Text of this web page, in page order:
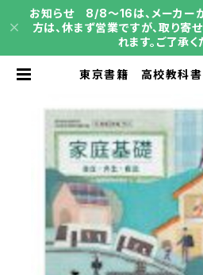
お知らせ 8/8～16は、メーカー
方は、休まず営業ですが、取り寄
れます。ご了承く
東京書籍 高校教科
ISBN-10：
U：003987655 | 育之
しょてん）